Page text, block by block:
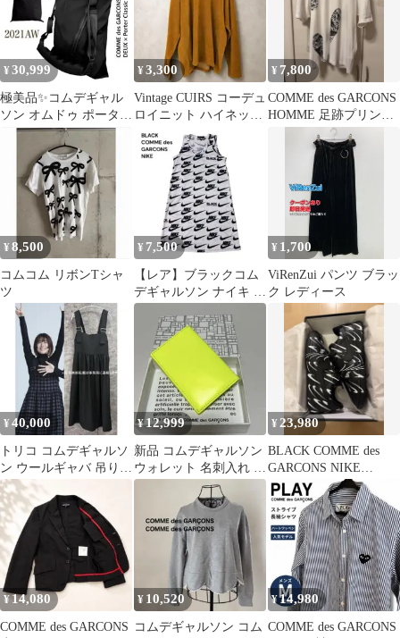
¥ 30,999
極美品✨コムデギャル
ソン オムドゥ ポーター
クラシック ショルダー
バッグ トート
¥3,300
Vintage CUIRS コーデュ
ロイニット ハイネック
マスタード L
¥ 7,800
COMME des GARCONS
HOMME 足跡プリント
tシャツ M
¥ 8,500
コムコム リボンTシャ
ツ
¥ 7,500
【レア】ブラックコム
デギャルソン ナイキ 総
柄 ワンピース M スト
リート
¥ 1,700
ViRenZui パンツ ブラッ
ク レディース
¥40,000
トリコ コムデギャルソ
ン ウールギャバ 吊り
ジャンパー スカート ワ
ンピース
¥12,999
新品 コムデギャルソン
ウォレット 名刺入れ カ
ードケース Super Fluo
¥ 23,980
BLACK COMME des
GARCONS NIKE
28.5cm 未使用
¥14,080
COMME des GARCONS
¥ 10,520
コムデギャルソン コム
¥14,980
COMME des GARCONS